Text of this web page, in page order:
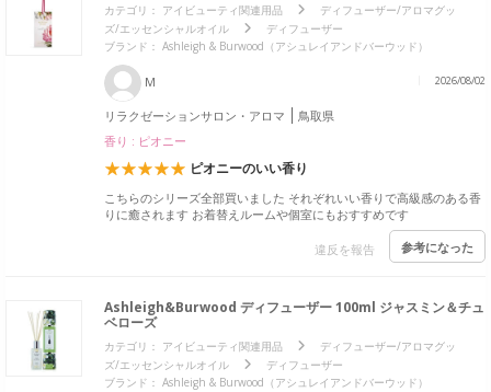
カテゴリ： アイビューティ関連用品
ディフューザー/アロマグッ
ズ/エッセンシャルオイル
ディフューザー
ブランド： Ashleigh & Burwood（アシュレイアンドバーウッド）
M 2026/08/02
リラクゼーションサロン・アロマ
鳥取県
香り : ピオニー
ピオニーのいい香り
こちらのシリーズ全部買いました それぞれいい香りで高級感のある香
りに癒されます お着替えルームや個室にもおすすめです
違反を報告 参考になった
Ashleigh&Burwood ディフューザー 100ml ジャスミン＆チュ
ベローズ
カテゴリ： アイビューティ関連用品
ディフューザー/アロマグッ
ズ/エッセンシャルオイル
ディフューザー
ブランド： Ashleigh & Burwood（アシュレイアンドバーウッド）